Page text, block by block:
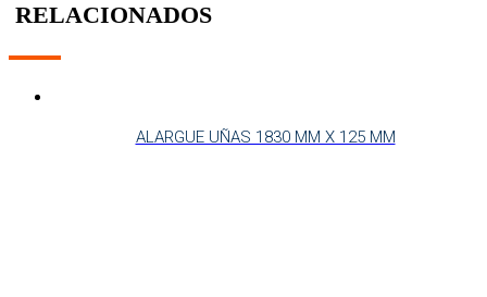
RELACIONADOS
ALARGUE UÑAS 1830 MM X 125 MM